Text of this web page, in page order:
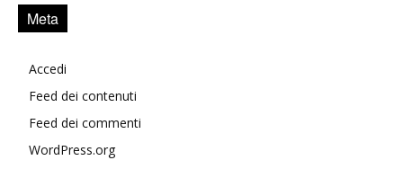
Meta
Accedi
Feed dei contenuti
Feed dei commenti
WordPress.org